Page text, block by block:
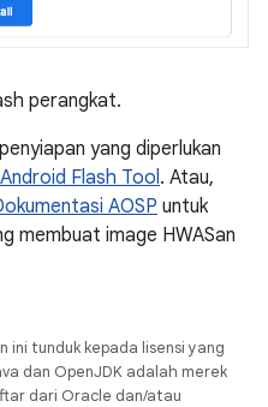
perangkat.
yang diperlukan
Flash Tool . Atau,
AOSP untuk
membuat image HWASan
ini tunduk kepada lisensi yang
dan OpenJDK adalah merek
dari Oracle dan/atau